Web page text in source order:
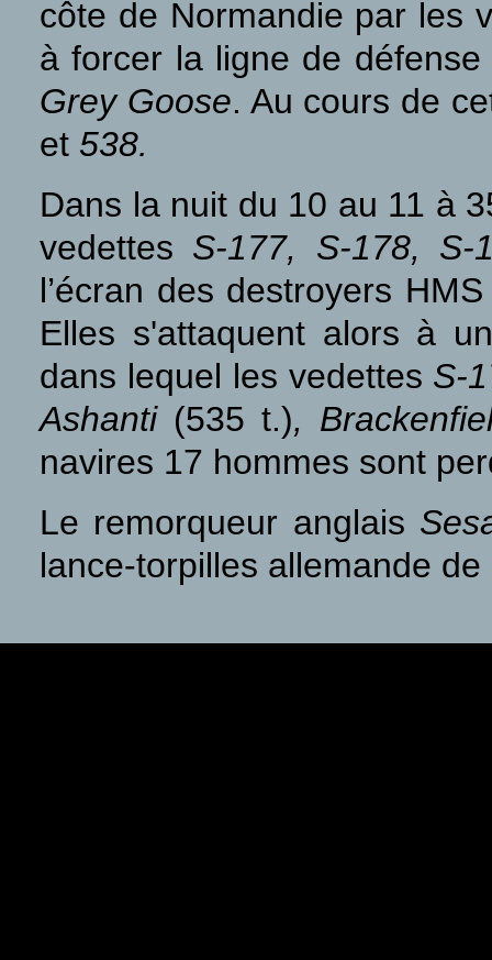
côte de Normandie par les
à forcer la ligne de
Grey Goose. Au cours de
et 538.
Dans la nuit du 10 au 11 à
vedettes S-177, S-178,
l’écran des destroyers
Elles s'attaquent alors à
dans lequel les vedettes S-
Ashanti (535 t.),
navires 17 hommes sont
Le remorqueur anglais
lance-torpilles allemande